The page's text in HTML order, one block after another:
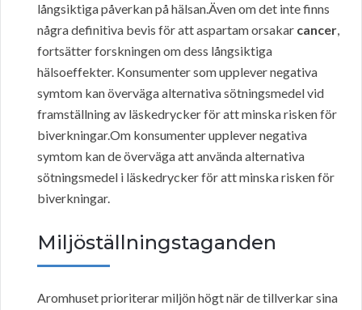
långsiktiga påverkan på hälsan.Även om det inte finns
några definitiva bevis för att aspartam orsakar cancer,
fortsätter forskningen om dess långsiktiga
hälsoeffekter. Konsumenter som upplever negativa
symtom kan överväga alternativa sötningsmedel vid
framställning av läskedrycker för att minska risken för
biverkningar.Om konsumenter upplever negativa
symtom kan de överväga att använda alternativa
sötningsmedel i läskedrycker för att minska risken för
biverkningar.
Miljöställningstaganden
Aromhuset prioriterar miljön högt när de tillverkar sina